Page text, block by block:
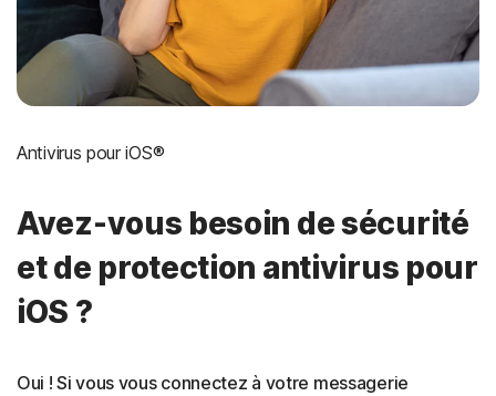
Antivirus pour iOS®
Avez-vous besoin de sécurité
et de protection antivirus pour
iOS ?
Oui ! Si vous vous connectez à votre messagerie